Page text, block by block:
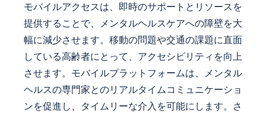
モバイルアクセスは、即時のサポートとリソースを
提供することで、メンタルヘルスケアへの障壁を大
幅に減少させます。移動の問題や交通の課題に直面
している高齢者にとって、アクセシビリティを向上
させます。モバイルプラットフォームは、メンタル
ヘルスの専門家とのリアルタイムコミュニケーショ
ンを促進し、タイムリーな介入を可能にします。さ